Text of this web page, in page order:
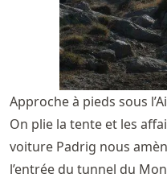
Approche à pieds sous
On plie la tente et les
voiture Padrig nous
l’entrée du tunnel du